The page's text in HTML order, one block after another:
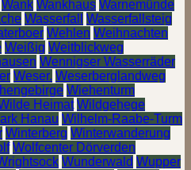
Wank Wankhaus Warnemünde
Wasserfall
Wasserfallsteig
Wehlen Weihnachten
Weißig Weitblickweg
Wennigser Wasserräder
Weser. Weserberglandweg
Wiehenturm
Heimat Wildgehege
Hanau Wilhelm-Raabe-Turm
Winterberg Winterwanderung
Wolfcenter Dörverden
Wunderwald Wupper